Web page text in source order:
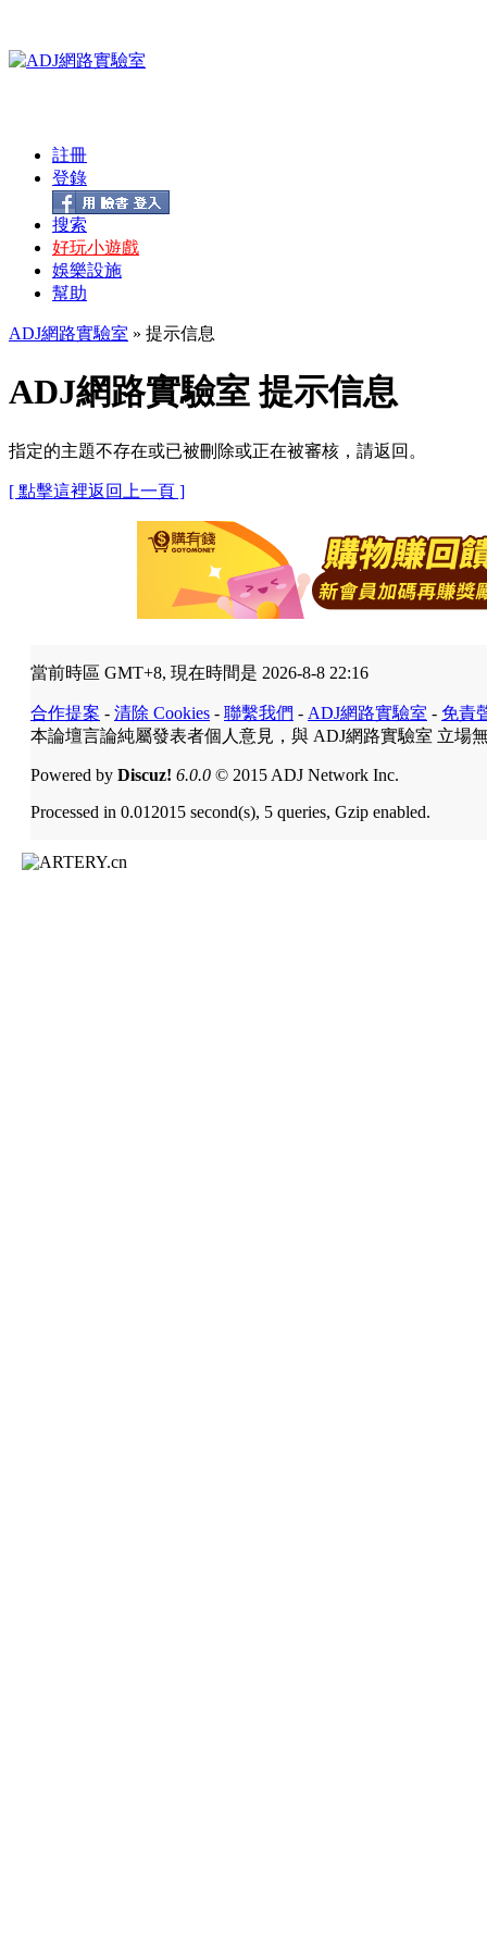
註冊
登錄
搜索
好玩小遊戲
娛樂設施
幫助
ADJ網路實驗室 » 提示信息
ADJ網路實驗室 提示信息
指定的主題不存在或已被刪除或正在被審核，請返回。
[ 點擊這裡返回上一頁 ]
當前時區 GMT+8, 現在時間是 2026-8-8 22:16
合作提案 - 清除 Cookies - 聯繫我們 - ADJ網路實驗室 - 免責
本論壇言論純屬發表者個人意見，與 ADJ網路實驗室 立場
Powered by Discuz! 6.0.0 © 2015 ADJ Network Inc.
Processed in 0.012015 second(s), 5 queries, Gzip enabled.